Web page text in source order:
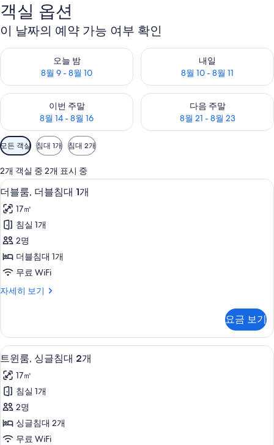
객실 옵션
이 날짜의 예약 가능 여부 확인
오늘 밤
8월 9 - 8월 10
오늘 밤 예약 가능 여부 확인, 8월 9 - 8월 10
내일
8월 10 - 8월 11
내일 예약 가능 여부 확인, 8월
이번 주말
8월 14 - 8월 16
이번 주말 예약 가능 여부 확인, 8월 14 - 8월 16
다음 주말
8월 21 - 8월 23
다음 주말 예약 가능 여부 확인
객
실
에
사
용
가
능
한
터
모든 객실 침대 1개 침대 2개
2개 객실 중 2개 표시 중
더
블
룸,
더
블
침
1
사
진
모
두
보
기
더블룸, 더블침대 1개 | 객실 내 금고,
8
더블룸, 더블침대 1개
17㎡
침실 1개
2명
더블침대 1개
무료 WiFi
자세히 보기
더
블
침
대
개
자
세
히
보
기
요금 보기
트
윈
룸,
싱
글
침
트윈룸, 싱글침대 2개 | 객실 내 금고,
10
트윈룸, 싱글침대 2개
17㎡
침실 1개
2명
싱글침대 2개
무료 WiFi